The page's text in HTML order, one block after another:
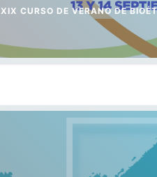
XIX CURSO DE VERANO DE